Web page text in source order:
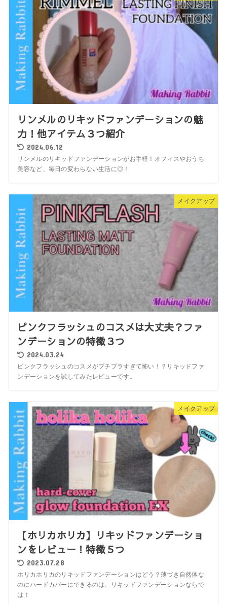
リンメルのリキッドファンデーションの魅
力！他アイテム３つ紹介
2024.06.12
リンメルのリキッドファンデーションがお手軽！オフィスやおうち
美容など、毎日の変わらない生活に◎！
メイクアップ
ピンクフラッシュのコスメは大丈夫？ファ
ンデーションの特徴３つ
2024.03.24
ピンクフラッシュのコスメがプチプラすぎて怖い！？リキッドファ
ンデーションを試してみたレビューです。
メイクアップ
【ホリカホリカ】リキッドファンデーショ
ンをレビュー！特徴５つ
2023.07.28
ホリカホリカのリキッドファンデーションはどう？薄づき自然体な
のにハードカバーにできるのは、リキッドファンデーションならで
は！